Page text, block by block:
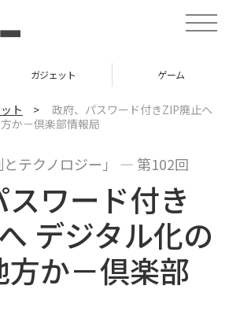
t
o
v
ガジェット ゲーム
ト >
政府、パスワード付きZIP廃止へ
か－倶楽部情報局
テクノロジー」 ― 第102回
ワード付き
デジタル化の
か－倶楽部